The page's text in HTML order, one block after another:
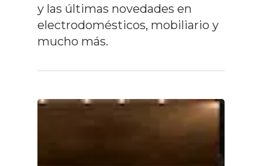
y las últimas novedades en
electrodomésticos, mobiliario y
mucho más.